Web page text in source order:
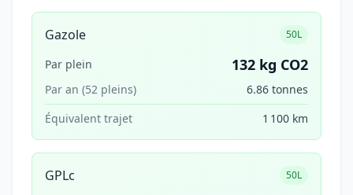
Gazole 50L
Par plein 132 kg CO2
Par an (52 pleins)
6.86 tonnes
Équivalent trajet
1 100 km
GPLc 50L